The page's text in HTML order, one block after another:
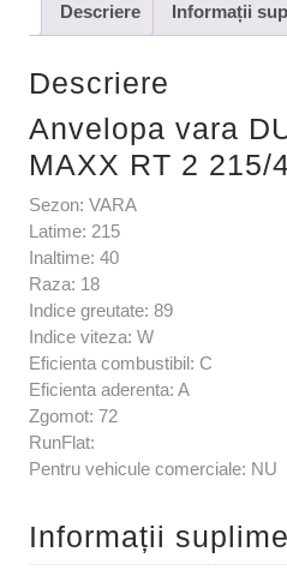
Descriere Informații
Descriere
Anvelopa vara
MAXX RT 2 215/
Sezon: VARA
Latime: 215
Inaltime: 40
Raza: 18
Indice greutate: 89
Indice viteza: W
Eficienta combustibil: C
Eficienta aderenta: A
Zgomot: 72
RunFlat:
Pentru vehicule comerciale: NU
Informații